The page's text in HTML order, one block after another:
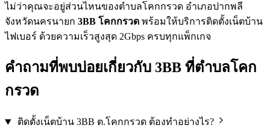
ไม่ว่าคุณจะอยู่ส่วนไหนของตำบลโคกกรวด อำเภอปากพลี
จังหวัดนครนายก 3BB โคกกรวด พร้อมให้บริการติดตั้งเน็ตบ้าน
ไฟเบอร์ ด้วยความเร็วสูงสุด 2Gbps ครบทุกแพ็กเกจ
คำถามที่พบบ่อยเกี่ยวกับ 3BB ที่ตำบลโคก
กรวด
ติดตั้งเน็ตบ้าน 3BB ต.โคกกรวด ต้องทำอย่างไร?